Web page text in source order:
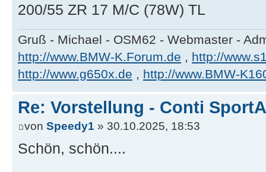
200/55 ZR 17 M/C (78W) TL
Gruß - Michael - OSM62 - Webmaster -
http://www.BMW-K.Forum.de , http://
http://www.g650x.de , http://www.BMW-
Re: Vorstellung - Conti
von Speedy1 » 30.10.2025, 18:53
Schön, schön....